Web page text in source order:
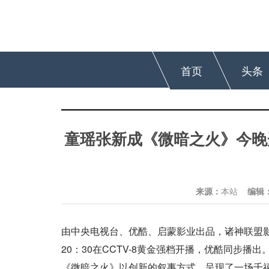
首页 头条
童瑶张新成《微暗之火》今
来源： 本站 编辑
由中央电视台、优酷、启蒙影业出品，诸神联
20：30在CCTV-8黄金强档开播，优酷同步播出